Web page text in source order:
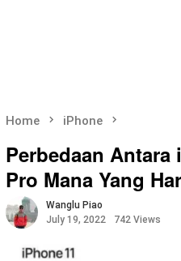
Home iPhone
Perbedaan Antara
Pro Mana Yang
Wanglu Piao
July 19, 2022
742 Views